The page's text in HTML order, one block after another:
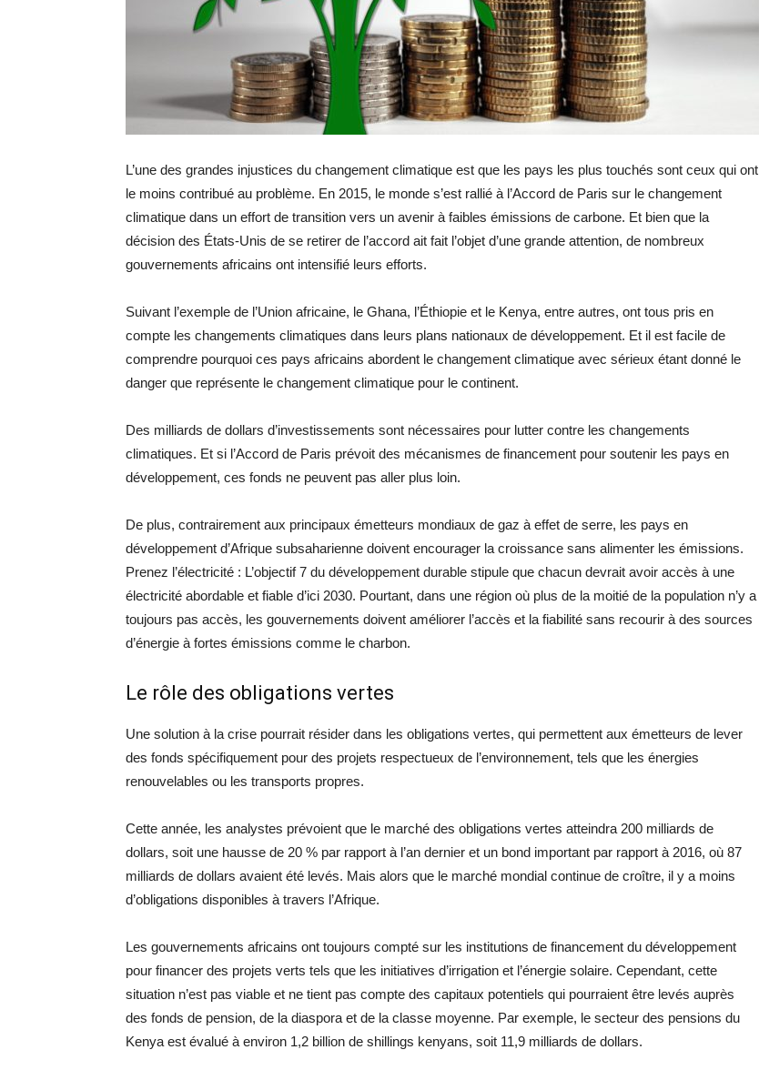
L’une des grandes injustices du changement climatique est que les pays les plus touchés sont ceux qui ont
le moins contribué au problème. En 2015, le monde s’est rallié à l’Accord de Paris sur le changement
climatique dans un effort de transition vers un avenir à faibles émissions de carbone. Et bien que la
décision des États-Unis de se retirer de l’accord ait fait l’objet d’une grande attention, de nombreux
gouvernements africains ont intensifié leurs efforts.
Suivant l’exemple de l’Union africaine, le Ghana, l’Éthiopie et le Kenya, entre autres, ont tous pris en
compte les changements climatiques dans leurs plans nationaux de développement. Et il est facile de
comprendre pourquoi ces pays africains abordent le changement climatique avec sérieux étant donné le
danger que représente le changement climatique pour le continent.
Des milliards de dollars d’investissements sont nécessaires pour lutter contre les changements
climatiques. Et si l’Accord de Paris prévoit des mécanismes de financement pour soutenir les pays en
développement, ces fonds ne peuvent pas aller plus loin.
De plus, contrairement aux principaux émetteurs mondiaux de gaz à effet de serre, les pays en
développement d’Afrique subsaharienne doivent encourager la croissance sans alimenter les émissions.
Prenez l’électricité : L’objectif 7 du développement durable stipule que chacun devrait avoir accès à une
électricité abordable et fiable d’ici 2030. Pourtant, dans une région où plus de la moitié de la population n’y a
toujours pas accès, les gouvernements doivent améliorer l’accès et la fiabilité sans recourir à des sources
d’énergie à fortes émissions comme le charbon.
Le rôle des obligations vertes
Une solution à la crise pourrait résider dans les obligations vertes, qui permettent aux émetteurs de lever
des fonds spécifiquement pour des projets respectueux de l’environnement, tels que les énergies
renouvelables ou les transports propres.
Cette année, les analystes prévoient que le marché des obligations vertes atteindra 200 milliards de
dollars, soit une hausse de 20 % par rapport à l’an dernier et un bond important par rapport à 2016, où 87
milliards de dollars avaient été levés. Mais alors que le marché mondial continue de croître, il y a moins
d’obligations disponibles à travers l’Afrique.
Les gouvernements africains ont toujours compté sur les institutions de financement du développement
pour financer des projets verts tels que les initiatives d’irrigation et l’énergie solaire. Cependant, cette
situation n’est pas viable et ne tient pas compte des capitaux potentiels qui pourraient être levés auprès
des fonds de pension, de la diaspora et de la classe moyenne. Par exemple, le secteur des pensions du
Kenya est évalué à environ 1,2 billion de shillings kenyans, soit 11,9 milliards de dollars.